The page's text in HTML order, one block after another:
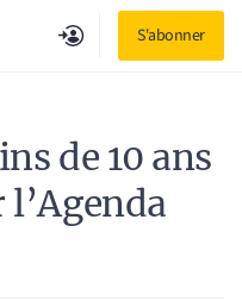
S'abonner
de 10 ans